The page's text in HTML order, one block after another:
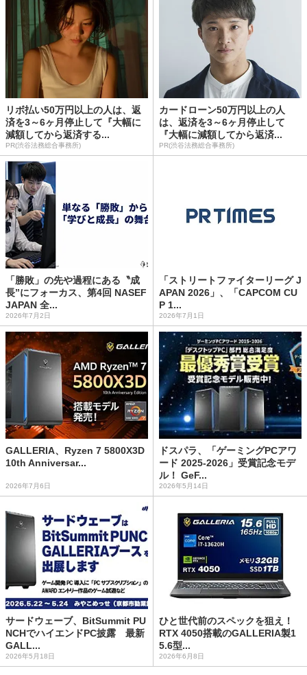
リボ払い50万円以上の人は、返
済を3～6ヶ月停止して『大幅に
減額してから返済する...
PR(渋谷法務総合事務所)
カードローン50万円以上の人
は、返済を3～6ヶ月停止して
『大幅に減額してから返済...
PR(渋谷法務総合事務所)
「勝敗」の先や過程にある〝成
長”にフォーカス、第4回 NASEF
JAPAN 全...
2026年7月2日
「ストリートファイターリーグ J
APAN 2026」、「CAPCOM CU
P 1...
2026年7月1日
GALLERIA、Ryzen 7 5800X3D
10th Anniversar...
2026年7月6日
ドスパラ、「ゲーミングPCアワ
ード 2025-2026」受賞記念モデ
ル！ GeF...
2026年5月14日
サードウェーブ、BitSummit PU
NCHでハイエンドPC披露 最新
GALL...
2026年5月18日
ひと世代前のスペックを狙え！
RTX 4050搭載のGALLERIA製1
5.6型...
2026年6月8日